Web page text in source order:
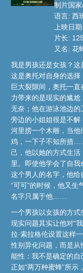
制片国
语言: 西
上映日
片长:
又名: 花
我是男孩还是女孩？这
这是奥托对自身的选
巨大裂隙间，奥托一
力带来的是现实的尴
无奈；他在游泳池边
旁边的小姐姐很是不
河里捞一个木雕，当
鸡，一下子不知所措
己，他以她的方式生
里。即使他学会了自我
这个男人的名字，他给
“可可”的时候，他又
名字只属于他……
一个男孩以女孩的方
现实问题其实让他对“
拉·索拉格伦设置这样
性别异化问题，而是从
能性：我不是确定的自
正如“两万种蜜蜂”所